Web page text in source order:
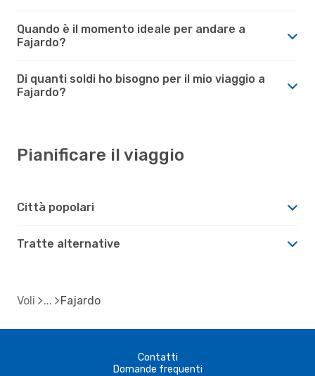
Quando è il momento ideale per andare a
Fajardo?
Di quanti soldi ho bisogno per il mio viaggio a
Fajardo?
Pianificare il viaggio
Città popolari
Tratte alternative
Voli Fajardo
Contatti
Domande frequenti